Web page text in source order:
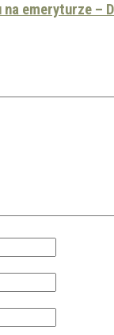
na emeryturze –